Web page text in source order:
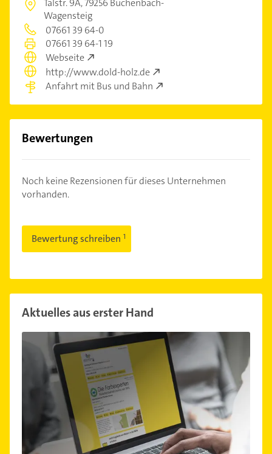
Talstr. 9A,79256 Buchenbach-
Wagensteig
07661 39 64-0
07661 39 64-1 19
Webseite
http://www.dold-holz.de
Anfahrt mit Bus und Bahn
Bewertungen
Noch keine Rezensionen für dieses Unternehmen
vorhanden.
Bewertung schreiben
Aktuelles aus erster Hand